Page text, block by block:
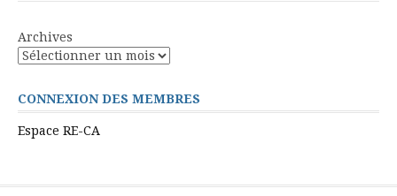
Archives
CONNEXION DES MEMBRES
Espace RE-CA